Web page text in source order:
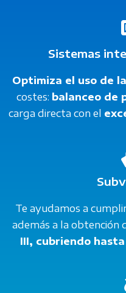
Sistemas
Optimiza el uso de
costes: balanceo de
carga directa con el
Te ayudamos a
además a la obtención
III, cubriendo